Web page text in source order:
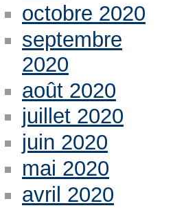
octobre 2020
septembre
2020
août 2020
juillet 2020
juin 2020
mai 2020
avril 2020